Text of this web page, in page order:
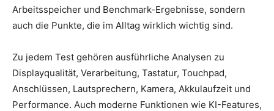
Arbeitsspeicher und Benchmark-Ergebnisse, sondern
auch die Punkte, die im Alltag wirklich wichtig sind.
Zu jedem Test gehören ausführliche Analysen zu
Displayqualität, Verarbeitung, Tastatur, Touchpad,
Anschlüssen, Lautsprechern, Kamera, Akkulaufzeit und
Performance. Auch moderne Funktionen wie KI-Features,